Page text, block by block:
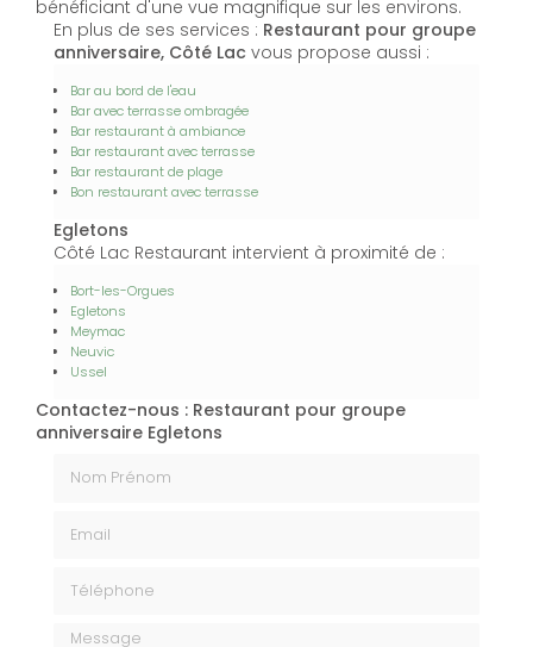
bénéficiant d'une vue magnifique sur les environs.
En plus de ses services : Restaurant pour groupe
anniversaire, Côté Lac vous propose aussi :
Bar au bord de l'eau
Bar avec terrasse ombragée
Bar restaurant à ambiance
Bar restaurant avec terrasse
Bar restaurant de plage
Bon restaurant avec terrasse
Egletons
Côté Lac Restaurant intervient à proximité de :
Bort-les-Orgues
Egletons
Meymac
Neuvic
Ussel
Contactez-nous : Restaurant pour groupe
anniversaire Egletons
Message